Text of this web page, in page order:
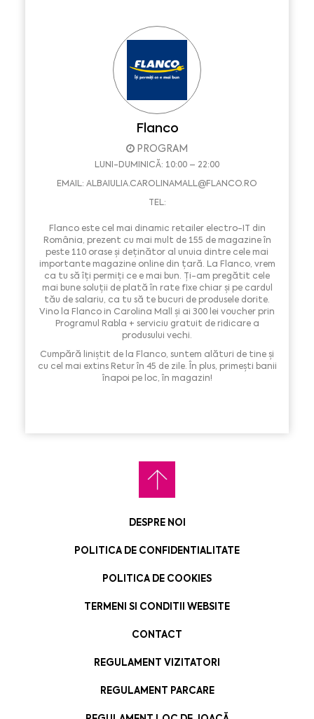
Flanco
PROGRAM
LUNI-DUMINICĂ: 10:00 – 22:00
EMAIL: ALBAIULIA.CAROLINAMALL@FLANCO.RO
TEL:
Flanco este cel mai dinamic retailer electro-IT din
România, prezent cu mai mult de 155 de magazine în
peste 110 orase și deținător al unuia dintre cele mai
importante magazine online din țară. La Flanco, vrem
ca tu să îți permiți ce e mai bun. Ți-am pregătit cele
mai bune soluții de plată în rate fixe chiar și pe cardul
tău de salariu, ca tu să te bucuri de produsele dorite.
Vino la Flanco in Carolina Mall și ai 300 lei voucher prin
Programul Rabla + serviciu gratuit de ridicare a
produsului vechi.
Cumpără liniștit de la Flanco, suntem alături de tine și
cu cel mai extins Retur în 45 de zile. În plus, primești banii
înapoi pe loc, în magazin!
DESPRE NOI
POLITICA DE CONFIDENTIALITATE
POLITICA DE COOKIES
TERMENI SI CONDITII WEBSITE
CONTACT
REGULAMENT VIZITATORI
REGULAMENT PARCARE